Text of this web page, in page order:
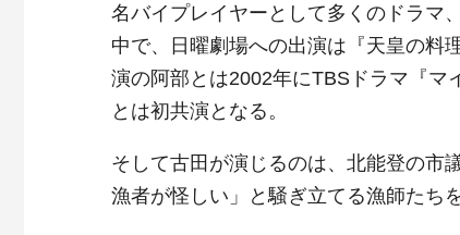
名バイプレイヤーとして多くのドラマ
中で、日曜劇場への出演は『天皇の料
演の阿部とは2002年にTBSドラマ『マ
とは初共演となる。
そして古田が演じるのは、北能登の市
漁者が怪しい」と騒ぎ立てる漁師たち